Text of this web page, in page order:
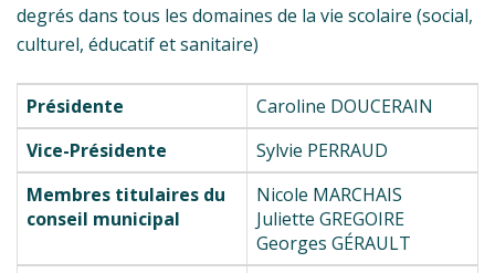
degrés dans tous les domaines de la vie scolaire (social,
culturel, éducatif et sanitaire)
Présidente
Caroline DOUCERAIN
Vice-Présidente
Sylvie PERRAUD
Membres titulaires du
conseil municipal
Nicole MARCHAIS
Juliette GREGOIRE
Georges GÉRAULT